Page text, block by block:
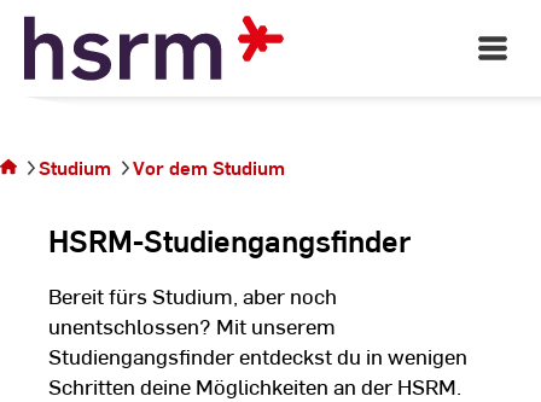
Skip
Content
Open
Main
sich aufStudium Vor dem Studium
HSRM-Studiengangsfinder
Bereit fürs Studium, aber noch
unentschlossen? Mit unserem
Studiengangsfinder entdeckst du in wenigen
Schritten deine Möglichkeiten an der HSRM.